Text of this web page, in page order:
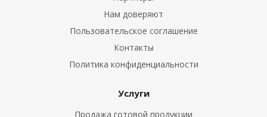
Нам доверяют
Пользовательское соглашение
Контакты
Политика конфиденциальности
Услуги
Продажа готовой продукции